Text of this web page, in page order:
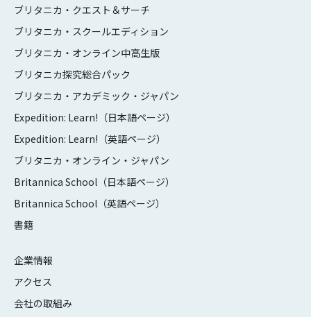
ブリタニカ・クエスト＆サーチ
ブリタニカ・スクールエディション
ブリタニカ・オンライン中高生版
ブリタニカ探究総合パック
ブリタニカ・アカデミック・ジャパン
Expedition: Learn!（日本語ページ）
Expedition: Learn!（英語ページ）
ブリタニカ・オンライン・ジャパン
Britannica School（日本語ページ）
Britannica School（英語ページ）
書籍
企業情報
アクセス
会社の取組み